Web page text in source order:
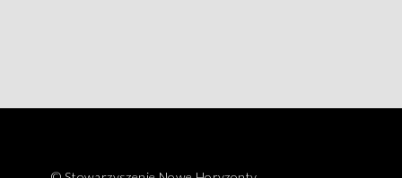
Korzystanie ze wszystkich aplikacji Serwisu może być